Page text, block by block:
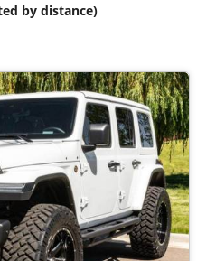
by distance)